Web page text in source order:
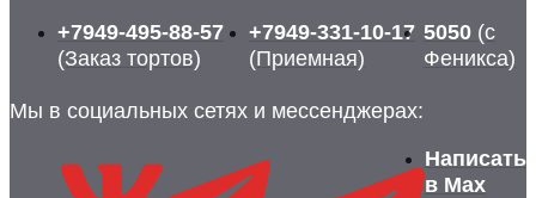
+7949-495-88-57
(Заказ тортов)
+7949-331-10-17
(Приемная)
5050 (с
Феникса)
Мы в социальных сетях и мессенджерах:
Написать
в Max